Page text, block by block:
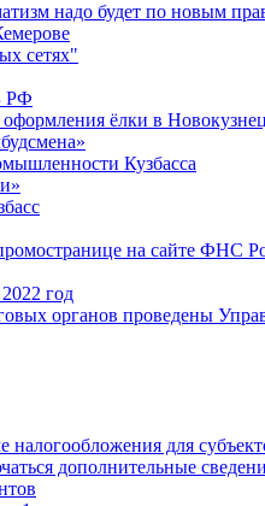
надо будет по новым
сетях"
РФ
ёлки в
Кузбасса
на сайте ФНС
год
органов проведены
для
дополнительные